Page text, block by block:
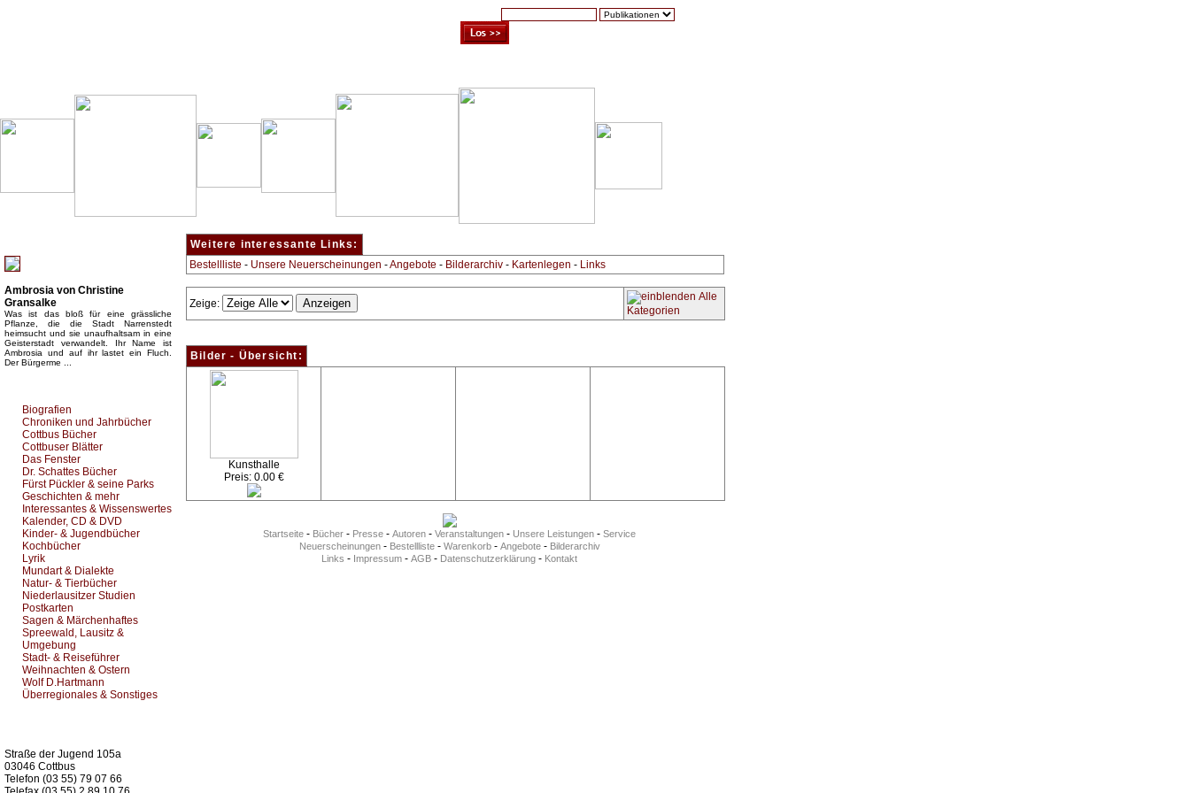
Ambrosia von Christine
Gransalke
Was ist das bloß für eine grässliche
Pflanze, die die Stadt Narrenstedt
heimsucht und sie unaufhaltsam in eine
Geisterstadt verwandelt. Ihr Name ist
Ambrosia und auf ihr lastet ein Fluch.
Der Bürgerme ...
Biografien
Chroniken und Jahrbücher
Cottbus Bücher
Cottbuser Blätter
Das Fenster
Dr. Schattes Bücher
Fürst Pückler & seine Parks
Geschichten & mehr
Interessantes & Wissenswertes
Kalender, CD & DVD
Kinder- & Jugendbücher
Kochbücher
Lyrik
Mundart & Dialekte
Natur- & Tierbücher
Niederlausitzer Studien
Postkarten
Sagen & Märchenhaftes
Spreewald, Lausitz &
Umgebung
Stadt- & Reiseführer
Weihnachten & Ostern
Wolf D.Hartmann
Überregionales & Sonstiges
Straße der Jugend 105a
03046 Cottbus
Telefon (03 55) 79 07 66
Weitere interessante Links:
Bestellliste - Unsere Neuerscheinungen -Angebote - Bilderarchiv - Kartenlegen - Links
Zeige:
Alle
Kategorien
Bilder - Übersicht:
Kunsthalle
Preis: 0.00 €
Startseite - Bücher - Presse - Autoren - Veranstaltungen - Unsere Leistungen - Service
Neuerscheinungen- Bestellliste- Warenkorb- Angebote- Bilderarchiv
Links - Impressum - AGB - Datenschutzerklärung - Kontakt